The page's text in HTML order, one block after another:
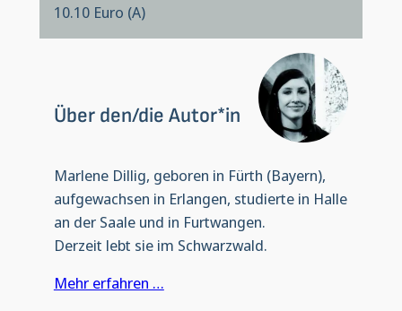
10.10 Euro (A)
Über den/die Autor*in
Marlene Dillig, geboren in Fürth (Bayern),
aufgewachsen in Erlangen, studierte in Halle
an der Saale und in Furtwangen.
Derzeit lebt sie im Schwarzwald.
Mehr erfahren …